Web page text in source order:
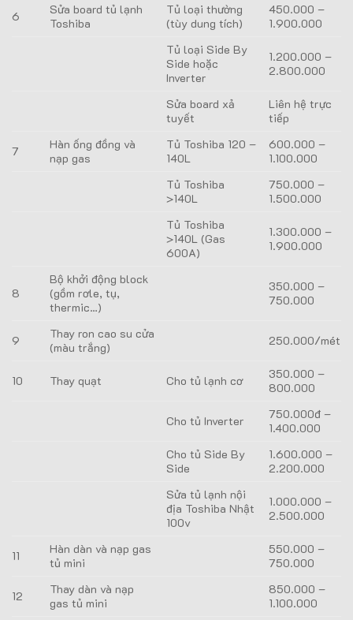
6
Sửa board tủ lạnh
Toshiba
Tủ loại thường
(tùy dung tích)
450.000 –
1.900.000
Tủ loại Side By
Side hoặc
Inverter
1.200.000 –
2.800.000
Sửa board xả
tuyết
Liên hệ trực
tiếp
7
Hàn ống đồng và
nạp gas
Tủ Toshiba 120 –
140L
600.000 –
1.100.000
Tủ Toshiba
>140L
750.000 –
1.500.000
Tủ Toshiba
>140L (Gas
600A)
1.300.000 –
1.900.000
8
Bộ khởi động block
(gồm rơle, tụ,
thermic…)
350.000 –
750.000
9
Thay ron cao su cửa
(màu trắng)
250.000/mét
10 Thay quạt Cho tủ lạnh cơ
350.000 –
800.000
Cho tủ Inverter
750.000đ –
1.400.000
Cho tủ Side By
Side
1.600.000 –
2.200.000
Sửa tủ lạnh nội
địa Toshiba Nhật
100v
1.000.000 –
2.500.000
11
Hàn dàn và nạp gas
tủ mini
550.000 –
750.000
12
Thay dàn và nạp
gas tủ mini
850.000 –
1.100.000